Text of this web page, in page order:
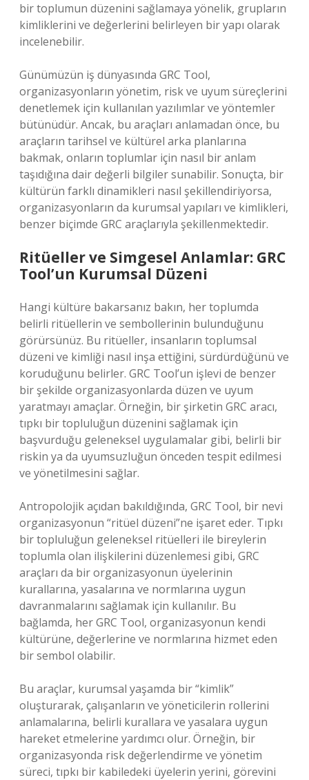
bir toplumun düzenini sağlamaya yönelik, grupların
kimliklerini ve değerlerini belirleyen bir yapı olarak
incelenebilir.
Günümüzün iş dünyasında GRC Tool,
organizasyonların yönetim, risk ve uyum süreçlerini
denetlemek için kullanılan yazılımlar ve yöntemler
bütünüdür. Ancak, bu araçları anlamadan önce, bu
araçların tarihsel ve kültürel arka planlarına
bakmak, onların toplumlar için nasıl bir anlam
taşıdığına dair değerli bilgiler sunabilir. Sonuçta, bir
kültürün farklı dinamikleri nasıl şekillendiriyorsa,
organizasyonların da kurumsal yapıları ve kimlikleri,
benzer biçimde GRC araçlarıyla şekillenmektedir.
Ritüeller ve Simgesel Anlamlar: GRC
Tool’un Kurumsal Düzeni
Hangi kültüre bakarsanız bakın, her toplumda
belirli ritüellerin ve sembollerinin bulunduğunu
görürsünüz. Bu ritüeller, insanların toplumsal
düzeni ve kimliği nasıl inşa ettiğini, sürdürdüğünü ve
koruduğunu belirler. GRC Tool’un işlevi de benzer
bir şekilde organizasyonlarda düzen ve uyum
yaratmayı amaçlar. Örneğin, bir şirketin GRC aracı,
tıpkı bir topluluğun düzenini sağlamak için
başvurduğu geleneksel uygulamalar gibi, belirli bir
riskin ya da uyumsuzluğun önceden tespit edilmesi
ve yönetilmesini sağlar.
Antropolojik açıdan bakıldığında, GRC Tool, bir nevi
organizasyonun “ritüel düzeni”ne işaret eder. Tıpkı
bir topluluğun geleneksel ritüelleri ile bireylerin
toplumla olan ilişkilerini düzenlemesi gibi, GRC
araçları da bir organizasyonun üyelerinin
kurallarına, yasalarına ve normlarına uygun
davranmalarını sağlamak için kullanılır. Bu
bağlamda, her GRC Tool, organizasyonun kendi
kültürüne, değerlerine ve normlarına hizmet eden
bir sembol olabilir.
Bu araçlar, kurumsal yaşamda bir “kimlik”
oluşturarak, çalışanların ve yöneticilerin rollerini
anlamalarına, belirli kurallara ve yasalara uygun
hareket etmelerine yardımcı olur. Örneğin, bir
organizasyonda risk değerlendirme ve yönetim
süreci, tıpkı bir kabiledeki üyelerin yerini, görevini